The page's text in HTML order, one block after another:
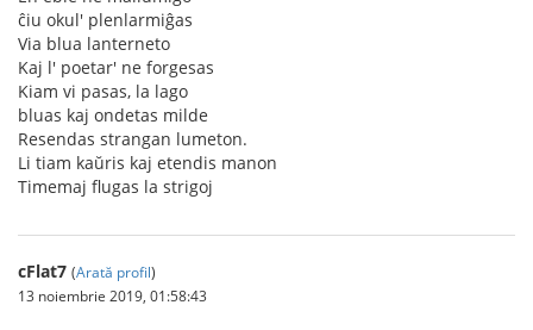
ĉiu okul' plenlarmiĝas
Via blua lanterneto
Kaj l' poetar' ne forgesas
Kiam vi pasas, la lago
bluas kaj ondetas milde
Resendas strangan lumeton.
Li tiam kaŭris kaj etendis manon
Timemaj flugas la strigoj
cFlat7 (Arată profil)
13 noiembrie 2019, 01:58:43